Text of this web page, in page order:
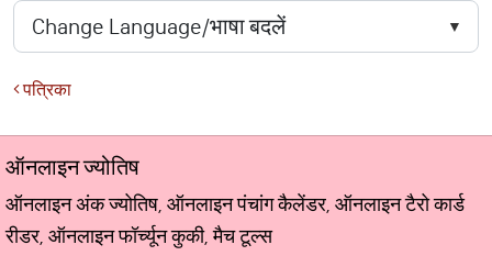
पत्रिका
ऑनलाइन ज्योतिष
ऑनलाइन अंक ज्योतिष, ऑनलाइन पंचांग कैलेंडर, ऑनलाइन टैरो कार्ड
रीडर, ऑनलाइन फॉर्च्यून कुकी, मैच टूल्स